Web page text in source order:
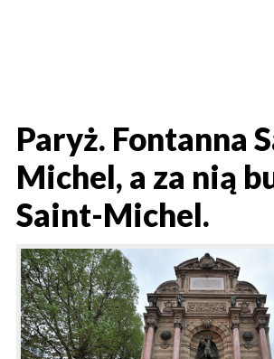
Paryż. Fontanna
Michel, a za nią
Saint-Michel.